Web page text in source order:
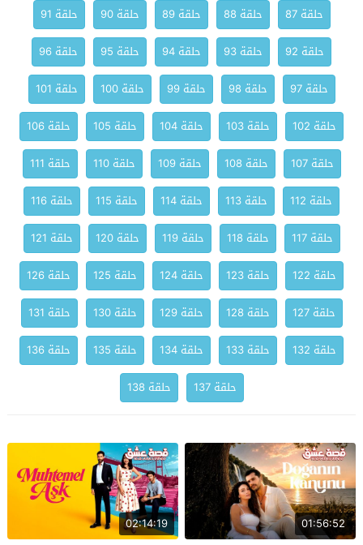
حلقة 87 حلقة 88 حلقة 89 حلقة 90
حلقة 91
حلقة 92
حلقة 93 حلقة 94 حلقة 95
حلقة 96
حلقة 97
حلقة 98 حلقة 99 حلقة 100
حلقة 101
حلقة 102
حلقة 103 حلقة 104 حلقة 105
حلقة 106
حلقة 107
حلقة 108 حلقة 109 حلقة 110
حلقة 111
حلقة 112
حلقة 113 حلقة 114 حلقة 115
حلقة 116
حلقة 117
حلقة 118 حلقة 119 حلقة 120
حلقة 121
حلقة 122
حلقة 123 حلقة 124 حلقة 125
حلقة 126
حلقة 127
حلقة 128 حلقة 129 حلقة 130
حلقة 131
حلقة 132
حلقة 133 حلقة 134 حلقة 135
حلقة 136
حلقة 137
حلقة 138
01:56:52
02:14:19